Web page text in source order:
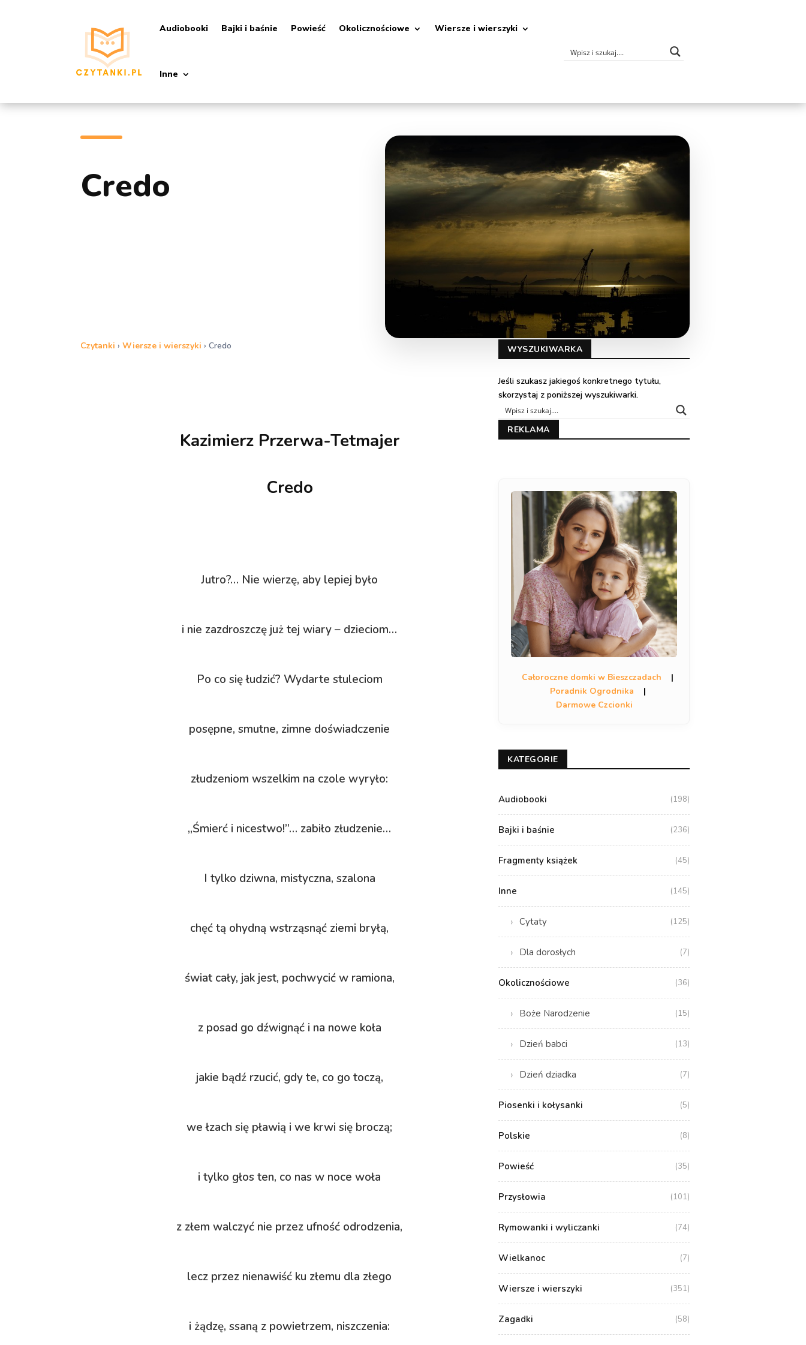
Audiobooki Bajki i baśnie Powieść Okolicznościowe Wiersze i wierszyki
Inne
Credo
Czytanki ›Wiersze i wierszyki ›Credo
Kazimierz Przerwa-Tetmajer
Credo
Jutro?… Nie wierzę, aby lepiej było
i nie zazdroszczę już tej wiary – dzieciom…
Po co się łudzić? Wydarte stuleciom
posępne, smutne, zimne doświadczenie
złudzeniom wszelkim na czole wyryło:
„Śmierć i nicestwo!”… zabiło złudzenie…
I tylko dziwna, mistyczna, szalona
chęć tą ohydną wstrząsnąć ziemi bryłą,
świat cały, jak jest, pochwycić w ramiona,
z posad go dźwignąć i na nowe koła
jakie bądź rzucić, gdy te, co go toczą,
we łzach się pławią i we krwi się broczą;
i tylko głos ten, co nas w noce woła
z złem walczyć nie przez ufność odrodzenia,
lecz przez nienawiść ku złemu dla złego
i żądzę, ssaną z powietrzem, niszczenia:
WYSZUKIWARKA
Jeśli szukasz jakiegoś konkretnego tytułu,
skorzystaj z poniższej wyszukiwarki.
REKLAMA
Całoroczne domki w Bieszczadach
|
Poradnik Ogrodnika
|
Darmowe Czcionki
KATEGORIE
Audiobooki (198)
Bajki i baśnie (236)
Fragmenty książek (45)
Inne (145)
Cytaty (125)
Dla dorosłych (7)
Okolicznościowe (36)
Boże Narodzenie (15)
Dzień babci (13)
Dzień dziadka (7)
Piosenki i kołysanki (5)
Polskie (8)
Powieść (35)
Przysłowia (101)
Rymowanki i wyliczanki (74)
Wielkanoc (7)
Wiersze i wierszyki (351)
Zagadki (58)